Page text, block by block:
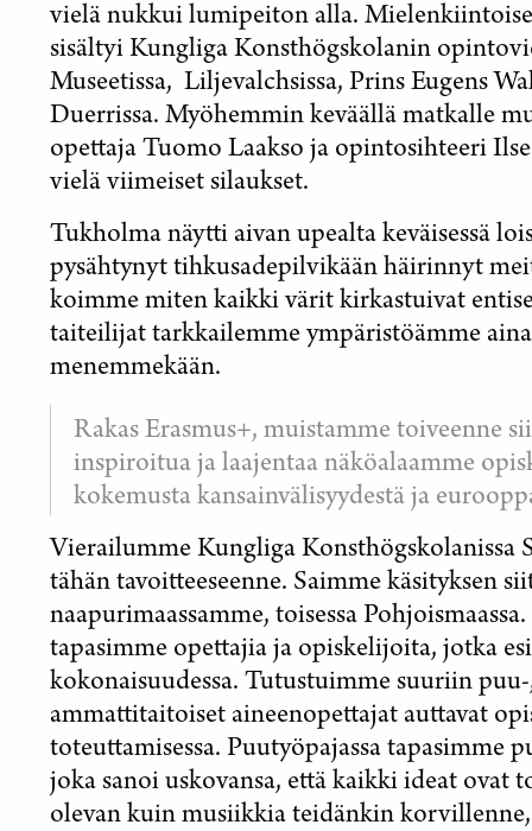
vielä nukkui lumipeiton alla.
sisältyi Kungliga Konsthögskolanin
Museetissa, Liljevalchsissa, Prins Eugens
Duerrissa. Myöhemmin keväällä matkalle
opettaja Tuomo Laakso ja opintosihteeri
vielä viimeiset silaukset.
Tukholma näytti aivan upealta keväisessä
pysähtynyt tihkusadepilvikään häirinnyt
koimme miten kaikki värit kirkastuivat
taiteilijat tarkkailemme ympäristöämme
menemmekään.
Rakas Erasmus+, muistamme toiveenne
inspiroitua ja laajentaa näköalaamme
kokemusta kansainvälisyydestä ja
Vierailumme Kungliga Konsthögskolanissa
tähän tavoitteeseenne. Saimme käsityksen
naapurimaassamme, toisessa
tapasimme ​​opettajia ja opiskelijoita, jotka
kokonaisuudessa. Tutustuimme suuriin
ammattitaitoiset aineenopettajat auttavat
toteuttamisessa. Puutyöpajassa tapasimme
joka sanoi uskovansa, että kaikki ideat ovat
olevan kuin musiikkia teidänkin